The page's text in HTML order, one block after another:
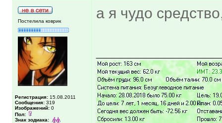
Постелила коврик
Регистрация: 15.08.2011
Сообщения: 319
Изображений: 0
Пол:
Знак зодиака:
а я чудо